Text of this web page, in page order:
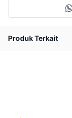
Produk Terkait